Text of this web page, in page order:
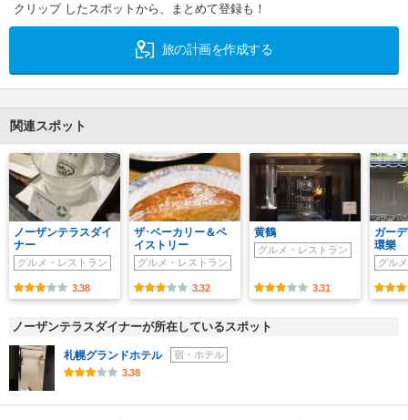
クリップ したスポットから、まとめて登録も！
旅の計画を作成する
関連スポット
ノーザンテラスダイ
ナー
グルメ・レストラン
3.38
ザ･ベーカリー＆ペ
イストリー
グルメ・レストラン
3.32
黄鶴
グルメ・レストラン
3.31
ガー
環樂
グル
ノーザンテラスダイナーが所在しているスポット
札幌グランドホテル
宿・ホテル
3.38